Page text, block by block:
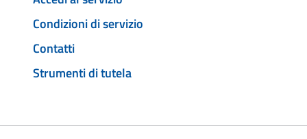
Condizioni di servizio
Contatti
Strumenti di tutela